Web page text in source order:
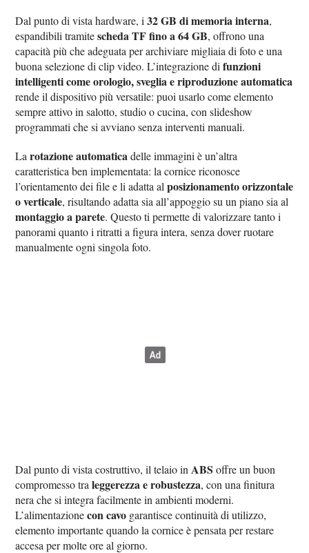
Dal punto di vista hardware, i32 GB di memoria interna,
espandibili tramitescheda TF fino a 64 GB, offrono una
capacità più che adeguata per archiviare migliaia di foto e una
buona selezione di clip video. L’integrazione difunzioni
intelligenti come orologio, sveglia e riproduzione automatica
rende il dispositivo più versatile: puoi usarlo come elemento
sempre attivo in salotto, studio o cucina, con slideshow
programmati che si avviano senza interventi manuali.
Larotazione automaticadelle immagini è un’altra
caratteristica ben implementata: la cornice riconosce
l’orientamento dei file e li adatta alposizionamento orizzontale
o verticale, risultando adatta sia all’appoggio su un piano sia al
montaggio a parete. Questo ti permette di valorizzare tanto i
panorami quanto i ritratti a figura intera, senza dover ruotare
manualmente ogni singola foto.
Dal punto di vista costruttivo, il telaio in ABS offre un buon
compromesso traleggerezza e robustezza, con una finitura
nera che si integra facilmente in ambienti moderni.
L’alimentazionecon cavo garantisce continuità di utilizzo,
elemento importante quando la cornice è pensata per restare
accesa per molte ore al giorno.